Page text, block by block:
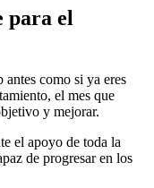
para el
como si ya eres
el mes que
y mejorar.
el apoyo de toda la
de progresar en los